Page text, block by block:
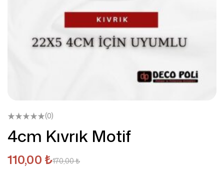
(0)
4cm Kıvrık Motif
170,00₺
110,00 ₺